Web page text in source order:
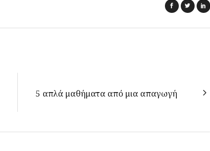
5 απλά μαθήματα από μια απαγωγή